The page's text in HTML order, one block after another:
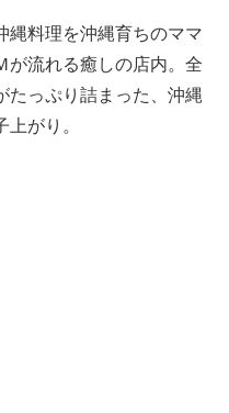
縄料理を沖縄育ちのママ
が流れる癒しの店内。全
たっぷり詰まった、沖縄
がり。